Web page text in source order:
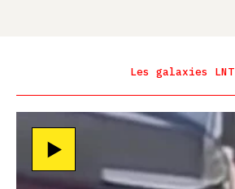
Les galaxies LNT